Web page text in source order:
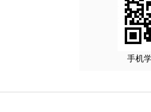
手机